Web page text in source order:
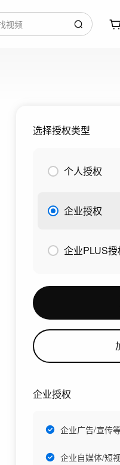
选择授权类型
个人授权
企业授权
企业PLUS授
企业授权
企业广告/宣传
企业自媒体/短